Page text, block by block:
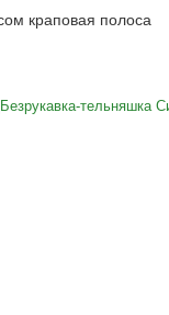
краповая полоса